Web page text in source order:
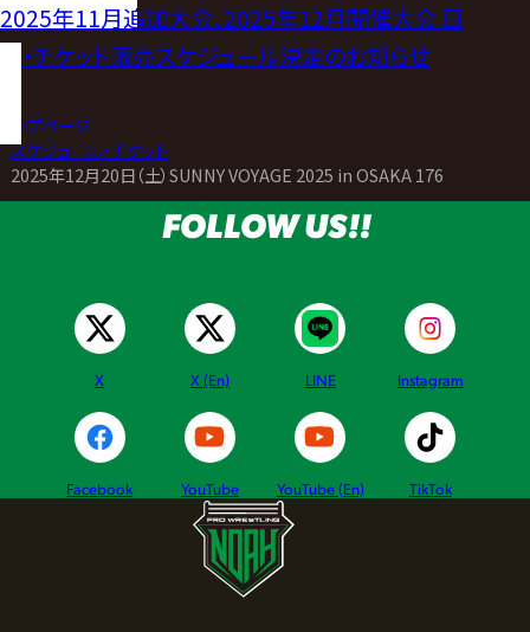
2025年11月追加大会、2025年12月開催大会 日
程・チケット販売スケジュール決定のお知らせ
トップページ
>スケジュール・チケット
2025年12月20日（土）SUNNY VOYAGE 2025 in OSAKA 176
FOLLOW US!!
X X (En) LINE Instagram
Facebook YouTube YouTube (En) TikTok